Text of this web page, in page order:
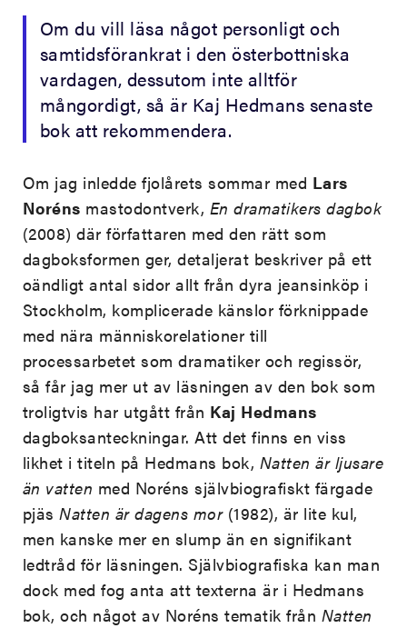
Om du vill läsa något personligt och
samtidsförankrat i den österbottniska
vardagen, dessutom inte alltför
mångordigt, så är Kaj Hedmans senaste
bok att rekommendera.
Om jag inledde fjolårets sommar med Lars
Noréns mastodontverk, En dramatikers dagbok
(2008) där författaren med den rätt som
dagboksformen ger, detaljerat beskriver på ett
oändligt antal sidor allt från dyra jeansinköp i
Stockholm, komplicerade känslor förknippade
med nära människorelationer till
processarbetet som dramatiker och regissör,
så får jag mer ut av läsningen av den bok som
troligtvis har utgått från Kaj Hedmans
dagboksanteckningar. Att det finns en viss
likhet i titeln på Hedmans bok, Natten är ljusare
än vatten med Noréns självbiografiskt färgade
pjäsNatten är dagens mor (1982), är lite kul,
men kanske mer en slump än en signifikant
ledtråd för läsningen. Självbiografiska kan man
dock med fog anta att texterna är i Hedmans
bok, och något av Noréns tematik från Natten